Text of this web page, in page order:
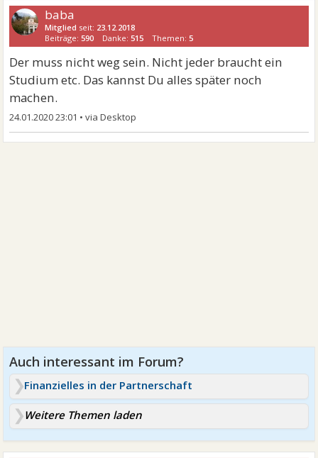
baba
Mitglied seit: 23.12.2018
Beiträge:590 Danke:515 Themen:5
Der muss nicht weg sein. Nicht jeder braucht ein
Studium etc. Das kannst Du alles später noch
machen.
24.01.2020 23:01 •
Finanzielles in der Partnerschaft
Weitere Themen laden